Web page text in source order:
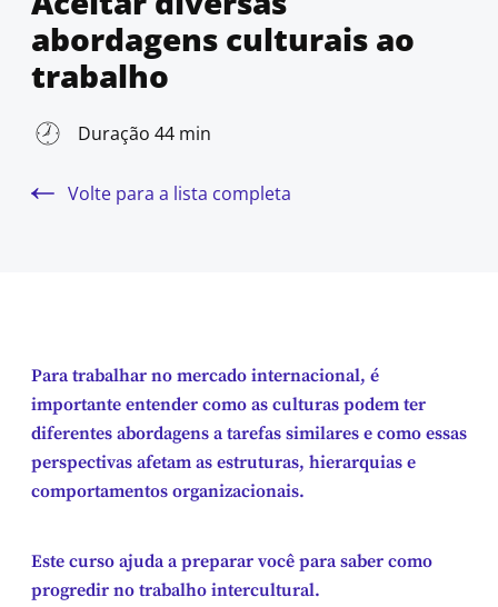
abordagens culturais ao
trabalho
Duração 44 min
Volte para a lista completa
Para trabalhar no mercado internacional, é
importante entender como as culturas podem ter
diferentes abordagens a tarefas similares e como essas
perspectivas afetam as estruturas, hierarquias e
comportamentos organizacionais.
Este curso ajuda a preparar você para saber como
progredir no trabalho intercultural.